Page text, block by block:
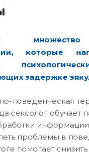
которые
задержке
поведенческая
сексолог обучает
проблемы в
помогает